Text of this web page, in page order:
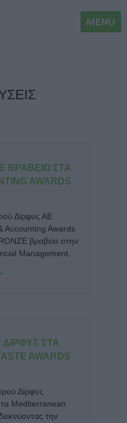
MENU
ΒΡΑΒΕΊΟ ΣΤΑ
AWARDS
Δίρφυς ΑΕ
Accounting Awards
βραβείο στην
Management.
ΔΊΡΦΥΣ ΣΤΑ
AWARDS
Δίρφυς
Mediterranean
την